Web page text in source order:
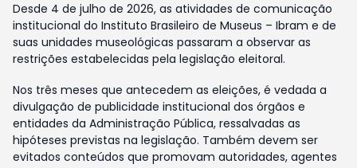
Desde 4 de julho de 2026, as atividades de comunicação
institucional do Instituto Brasileiro de Museus – Ibram e de
suas unidades museológicas passaram a observar as
restrições estabelecidas pela legislação eleitoral.
Nos três meses que antecedem as eleições, é vedada a
divulgação de publicidade institucional dos órgãos e
entidades da Administração Pública, ressalvadas as
hipóteses previstas na legislação. Também devem ser
evitados conteúdos que promovam autoridades, agentes